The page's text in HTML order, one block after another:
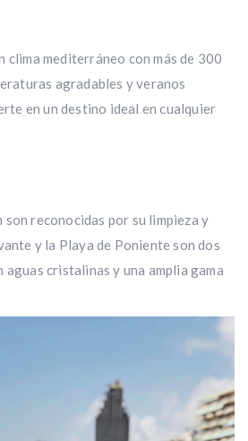
clima mediterráneo con más de 300
agradables y veranos
en un destino ideal en cualquier
son reconocidas por su limpieza y
y la Playa de Poniente son dos
aguas cristalinas y una amplia gama